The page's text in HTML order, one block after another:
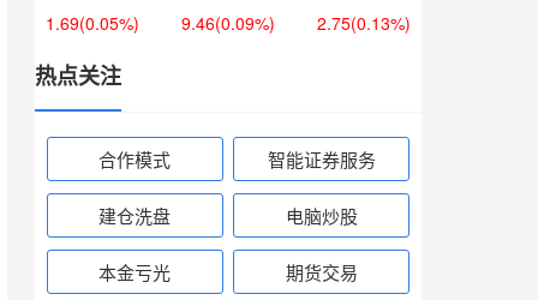
1.69(0.05%) 9.46(0.09%) 2.75(0.13%)
热点关注
合作模式 智能证券服务
建仓洗盘 电脑炒股
本金亏光 期货交易